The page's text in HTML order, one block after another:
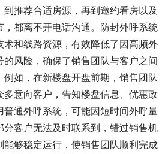
推荐合适房源，再到邀约看房以及
，都离不开电话沟通。防封外呼系统
术和线路资源，有效降低了因高频外
风险，确保了销售团队与客户之间
如，在新楼盘开盘前期，销售团队
多意向客户，告知楼盘信息、优惠政
普通外呼系统，可能因短时间外呼量
分客户无法及时联系到，错过销售机
能够稳定运行，使销售团队顺利完成